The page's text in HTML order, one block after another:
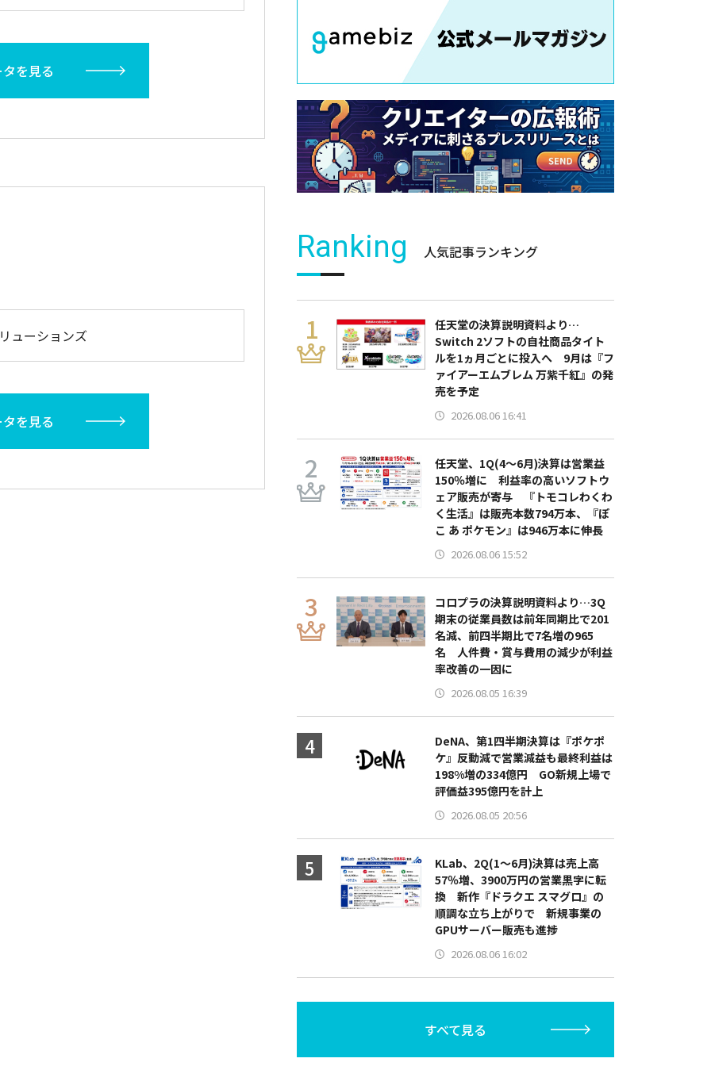
を見る
ューションズ
を見る
Ranking 人気記事ランキング
任天堂の決算説明資料より…
Switch 2ソフトの自社商品タイト
ルを1ヵ月ごとに投入へ 9月は『フ
ァイアーエムブレム 万紫千紅』の発
売を予定
2026.08.06 16:41
任天堂、1Q(4～6月)決算は営業益
150％増に 利益率の高いソフトウ
ェア販売が寄与 『トモコレわくわ
く生活』は販売本数794万本、『ぽ
こ あ ポケモン』は946万本に伸長
2026.08.06 15:52
コロプラの決算説明資料より…3Q
期末の従業員数は前年同期比で201
名減、前四半期比で7名増の965
名 人件費・賞与費用の減少が利益
率改善の一因に
2026.08.05 16:39
DeNA、第1四半期決算は『ポケポ
ケ』反動減で営業減益も最終利益は
198%増の334億円 GO新規上場で
評価益395億円を計上
2026.08.05 20:56
KLab、2Q(1～6月)決算は売上高
57％増、3900万円の営業黒字に転
換 新作『ドラクエ スマグロ』の
順調な立ち上がりで 新規事業の
GPUサーバー販売も進捗
2026.08.06 16:02
すべて見る